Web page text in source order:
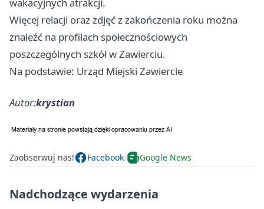
Więcej relacji oraz zdjęć z zakończenia roku można
znaleźć na profilach społecznościowych
poszczególnych szkół w Zawierciu.
Na podstawie: Urząd Miejski Zawiercie
Autor:krystian
Zaobserwuj nas! Facebook Google News
Nadchodzące wydarzenia